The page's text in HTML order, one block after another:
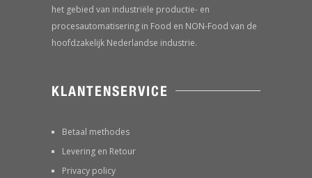
het gebied van industriële productie- en
procesautomatisering in Food en NON-Food van de
hoofdzakelijk Nederlandse industrie.
KLANTENSERVICE
Betaal methodes
Levering en Retour
Privacy policy